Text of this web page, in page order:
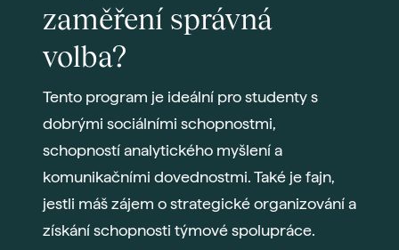
zaměření správná
volba?
Tento program je ideální pro studenty s
dobrými sociálními schopnostmi,
schopností analytického myšlení a
komunikačními dovednostmi. Také je fajn,
jestli máš zájem o strategické organizování a
získání schopnosti týmové spolupráce.